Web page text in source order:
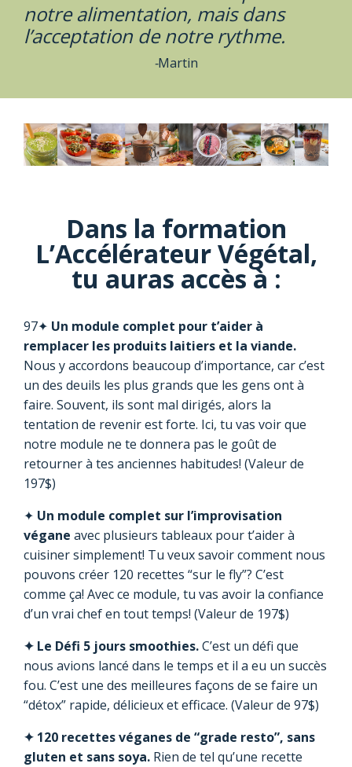
notre alimentation, mais dans
l’acceptation de notre rythme.
-Martin
Dans la formation
L’Accélérateur Végétal,
tu auras accès à :
97✦ Un module complet pour t’aider à
remplacer les produits laitiers et la viande.
Nous y accordons beaucoup d’importance, car c’est
un des deuils les plus grands que les gens ont à
faire. Souvent, ils sont mal dirigés, alors la
tentation de revenir est forte. Ici, tu vas voir que
notre module ne te donnera pas le goût de
retourner à tes anciennes habitudes! (Valeur de
197$)
✦ Un module complet sur l’improvisation
végane avec plusieurs tableaux pour t’aider à
cuisiner simplement! Tu veux savoir comment nous
pouvons créer 120 recettes “sur le fly”? C’est
comme ça! Avec ce module, tu vas avoir la confiance
d’un vrai chef en tout temps! (Valeur de 197$)
✦ Le Défi 5 jours smoothies.C’est un défi que
nous avions lancé dans le temps et il a eu un succès
fou. C’est une des meilleures façons de se faire un
“détox” rapide, délicieux et efficace. (Valeur de 97$)
✦ 120 recettes véganes de “grade resto”, sans
gluten et sans soya. Rien de tel qu’une recette